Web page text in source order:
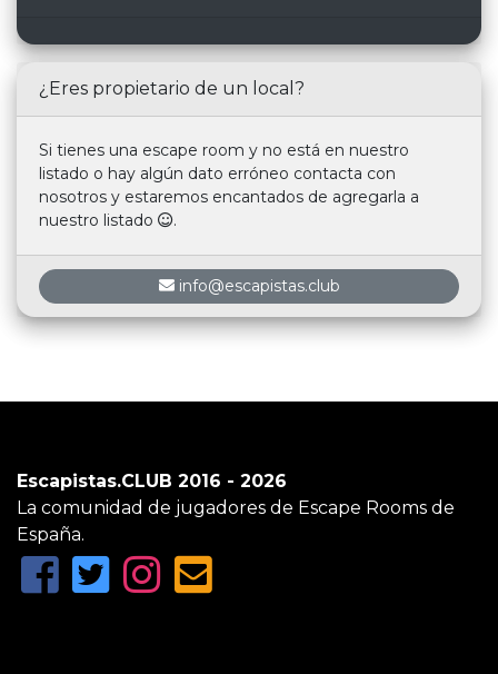
¿Eres propietario de un local?
Si tienes una escape room y no está en nuestro
listado o hay algún dato erróneo contacta con
nosotros y estaremos encantados de agregarla a
nuestro listado
.
info@escapistas.club
Escapistas.CLUB 2016 - 2026
La comunidad de jugadores de Escape Rooms de
España.